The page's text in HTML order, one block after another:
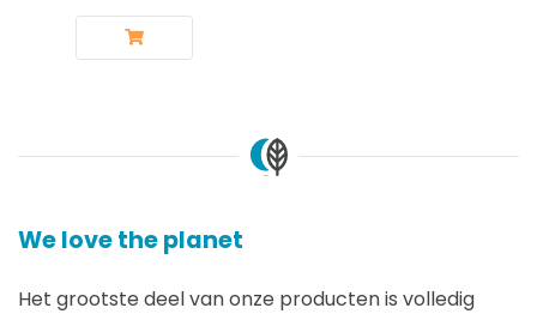
We love the planet
Het grootste deel van onze producten is volledig